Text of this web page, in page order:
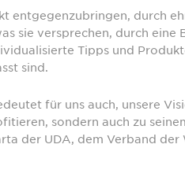
entgegenzubringen, durch
sie versprechen, durch eine
Tipps und
sind.
für uns auch, unsere
sondern auch zu
der UDA, dem Verband der